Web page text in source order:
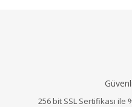
256 bit SSL Sertifikası ile